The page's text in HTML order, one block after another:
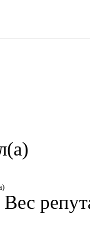
Вес